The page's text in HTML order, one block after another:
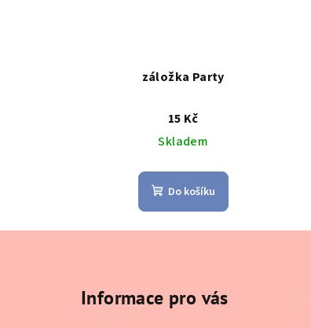
záložka Party
15 Kč
Skladem
Do košíku
Informace pro vás